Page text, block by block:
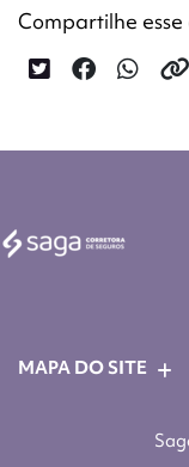
Compartilhe
MAPA DO SITE